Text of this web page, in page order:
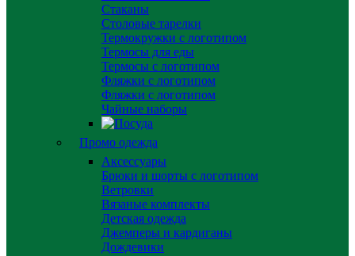
Стаканы
Столовые тарелки
Термокружки с логотипом
Термосы для еды
Термосы с логотипом
Фляжки с логотипом
Фляжки с логотипом
Чайные наборы
Промо одежда
Аксессуары
Брюки и шорты с логотипом
Ветровки
Вязаные комплекты
Детская одежда
Джемперы и кардиганы
Дождевики